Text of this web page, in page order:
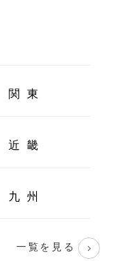
関 東
近 畿
九 州
一覧を見る